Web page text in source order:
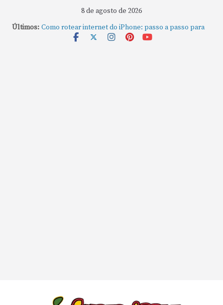
8 de agosto de 2026
Últimos: Como rotear internet do iPhone: passo a passo para
compartilhar a conexão